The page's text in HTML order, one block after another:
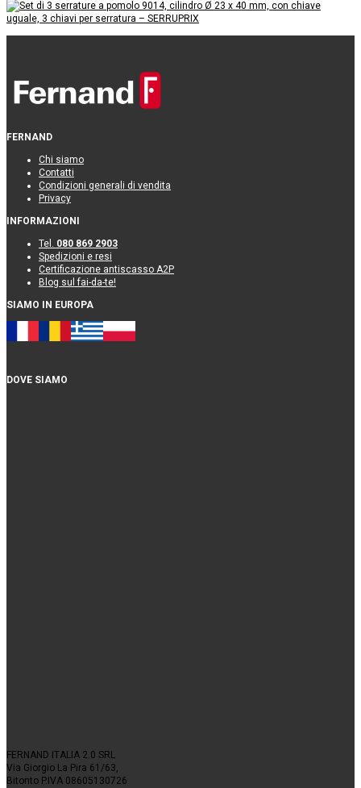
FERNAND
Chi siamo
Contatti
Condizioni generali di vendita
Privacy
INFORMAZIONI
Tel. 080 869 2903
Spedizioni e resi
Certificazione antiscasso A2P
Blog sul fai-da-te!
SIAMO IN EUROPA
DOVE SIAMO
FERNAND ITALIA 2.0 SRL
Via Giorgio La Pira 61/63,
Bitonto P.IVA 08605130726